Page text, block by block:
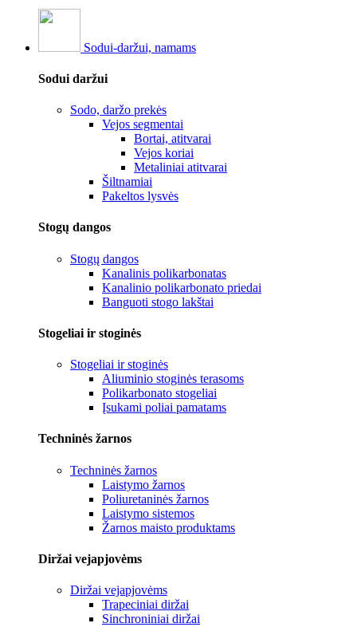
Sodui-daržui, namams
Sodui daržui
Sodo, daržo prekės
Vejos segmentai
Bortai, atitvarai
Vejos koriai
Metaliniai atitvarai
Šiltnamiai
Pakeltos lysvės
Stogų dangos
Stogų dangos
Kanalinis polikarbonatas
Kanalinio polikarbonato priedai
Banguoti stogo lakštai
Stogeliai ir stoginės
Stogeliai ir stoginės
Aliuminio stoginės terasoms
Polikarbonato stogeliai
Įsukami poliai pamatams
Techninės žarnos
Techninės žarnos
Laistymo žarnos
Poliuretaninės žarnos
Laistymo sistemos
Žarnos maisto produktams
Diržai vejapjovėms
Diržai vejapjovėms
Trapeciniai diržai
Sinchroniniai diržai